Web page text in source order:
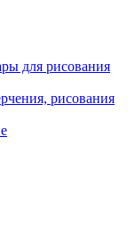
для рисования
рисования